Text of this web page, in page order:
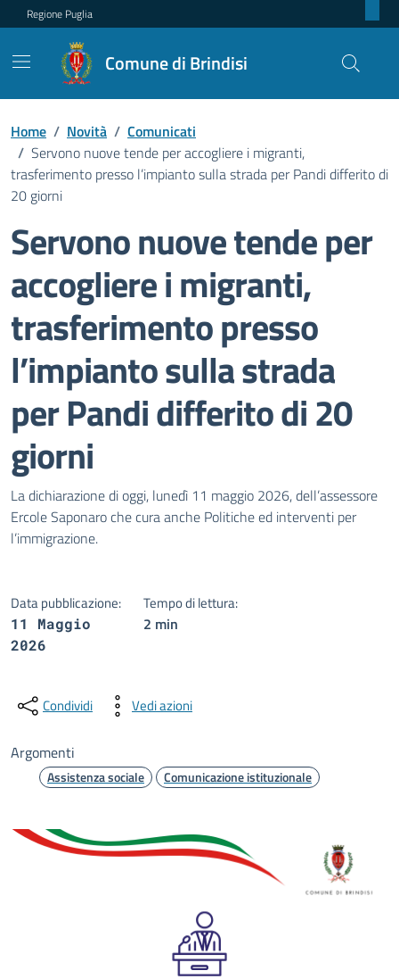
Regione Puglia
Comune di Brindisi
Home / Novità / Comunicati
/ Servono nuove tende per accogliere i migranti,
trasferimento presso l’impianto sulla strada per Pandi differito di
20 giorni
Servono nuove tende per
accogliere i migranti,
trasferimento presso
l’impianto sulla strada
per Pandi differito di 20
giorni
Dettagli della notizia
La dichiarazione di oggi, lunedì 11 maggio 2026, dell’assessore
Ercole Saponaro che cura anche Politiche ed interventi per
l’immigrazione.
Data pubblicazione:
11 Maggio
2026
Tempo di lettura:
2 min
Condividi Vedi azioni
Argomenti
Assistenza sociale Comunicazione istituzionale